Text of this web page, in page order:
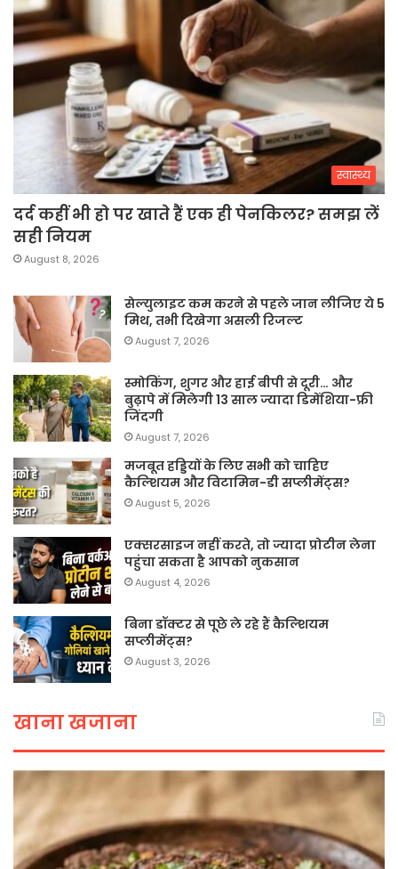
स्वास्थ्य
दर्द कहीं भी हो पर खाते हैं एक ही पेनकिलर? समझ लें
सही नियम
August 8, 2026
सेल्युलाइट कम करने से पहले जान लीजिए ये 5
मिथ, तभी दिखेगा असली रिजल्ट
August 7, 2026
स्मोकिंग, शुगर और हाई बीपी से दूरी… और
बुढ़ापे में मिलेगी 13 साल ज्यादा डिमेंशिया-फ्री
जिंदगी
August 7, 2026
मजबूत हड्डियों के लिए सभी को चाहिए
कैल्शियम और विटामिन-डी सप्लीमेंट्स?
August 5, 2026
एक्सरसाइज नहीं करते, तो ज्यादा प्रोटीन लेना
पहुंचा सकता है आपको नुकसान
August 4, 2026
बिना डॉक्टर से पूछे ले रहे हैं कैल्शियम
सप्लीमेंट्स?
August 3, 2026
खाना खजाना